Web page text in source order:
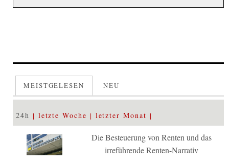
MEISTGELESEN NEU
24h letzte Woche letzter Monat
Die Besteuerung von Renten und das
irreführende Renten-Narrativ